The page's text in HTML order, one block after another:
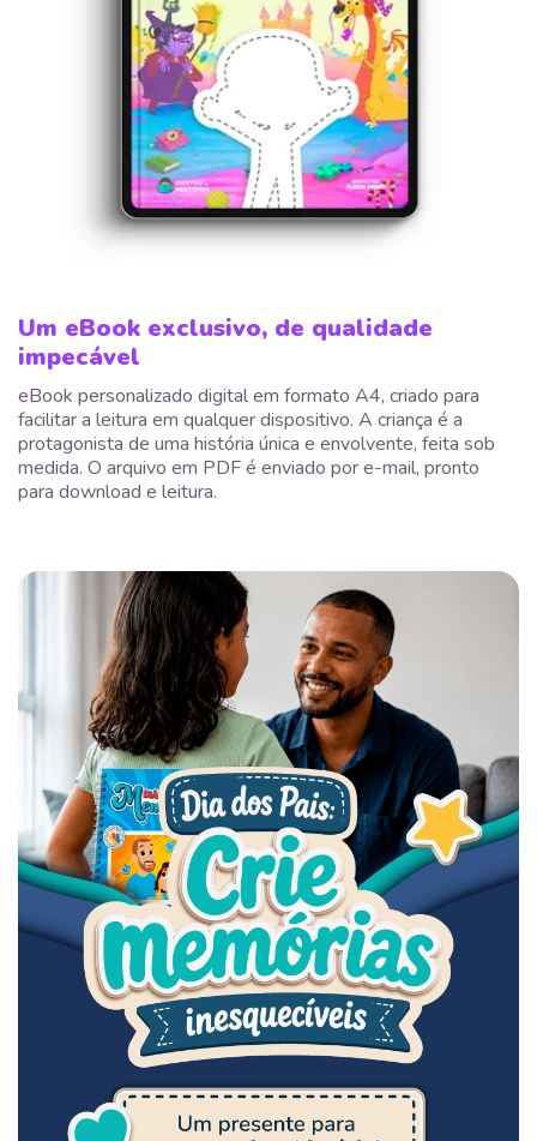
Um eBook exclusivo, de qualidade
impecável
eBook personalizado digital em formato A4, criado para
facilitar a leitura em qualquer dispositivo. A criança é a
protagonista de uma história única e envolvente, feita sob
medida. O arquivo em PDF é enviado por e-mail, pronto
para download e leitura.